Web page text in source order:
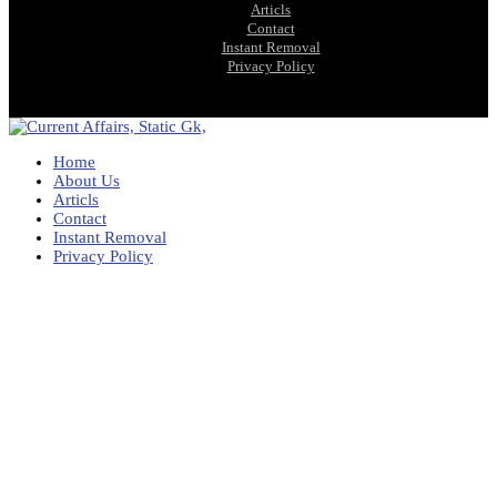
Articls
Contact
Instant Removal
Privacy Policy
Home
About Us
Articls
Contact
Instant Removal
Privacy Policy